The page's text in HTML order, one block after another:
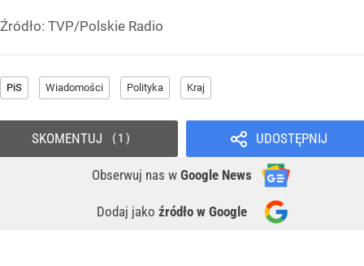
Źródło: TVP/Polskie Radio
PiS Wiadomości Polityka Kraj
UDOSTĘPNIJ
Obserwuj nas w Google News
Dodaj jako źródło w Google
SKOMENTUJ 1